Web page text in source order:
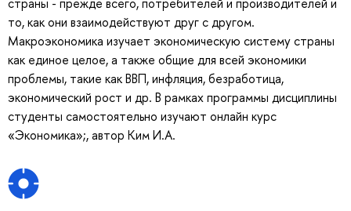
то, как они взаимодействуют друг с другом.
Макроэкономика изучает экономическую систему страны
как единое целое, а также общие для всей экономики
проблемы, такие как ВВП, инфляция, безработица,
экономический рост и др. В рамках программы дисциплины
студенты самостоятельно изучают онлайн курс
«Экономика»;, автор Ким И.А.